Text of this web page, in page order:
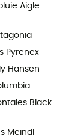
Aigle
Pyrenex
Hansen
Black
Meindl